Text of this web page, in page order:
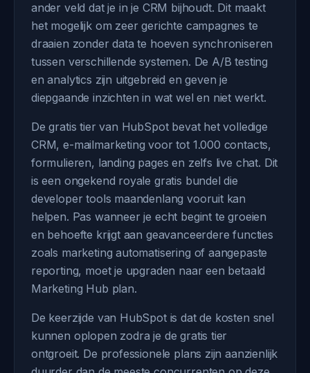
ander veld dat je in je CRM bijhoudt. Dit maakt
het mogelijk om zeer gerichte campagnes te
draaien zonder data te hoeven synchroniseren
tussen verschillende systemen. De A/B testing
en analytics zijn uitgebreid en geven je
diepgaande inzichten in wat wel en niet werkt.
De gratis tier van HubSpot bevat het volledige
CRM, e-mailmarketing voor tot 1.000 contacts,
formulieren, landing pages en zelfs live chat. Dit
is een ongekend royale gratis bundel die
developer tools maandenlang vooruit kan
helpen. Pas wanneer je echt begint te groeien
en behoefte krijgt aan geavanceerdere functies
zoals marketing automatisering of aangepaste
reporting, moet je upgraden naar een betaald
Marketing Hub plan.
De keerzijde van HubSpot is dat de kosten snel
kunnen oplopen zodra je de gratis tier
ontgroeit. De professionele plans zijn aanzienlijk